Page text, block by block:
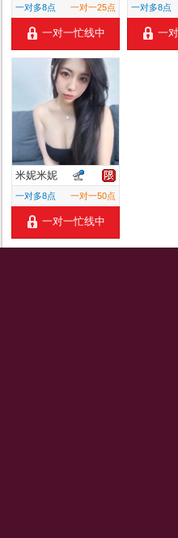
一对多8点 一对一25点
一对一忙线中
一对多8点
一
米妮米妮
一对多8点 一对一50点
一对一忙线中